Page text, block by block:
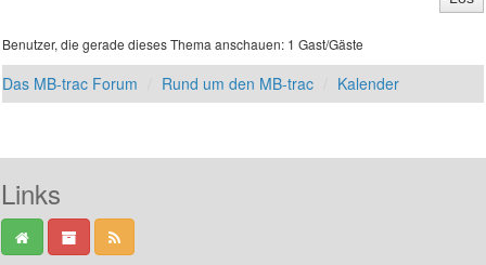
Benutzer, die gerade dieses Thema anschauen: 1 Gast/Gäste
Das MB-trac Forum Rund um den MB-trac Kalender
Links